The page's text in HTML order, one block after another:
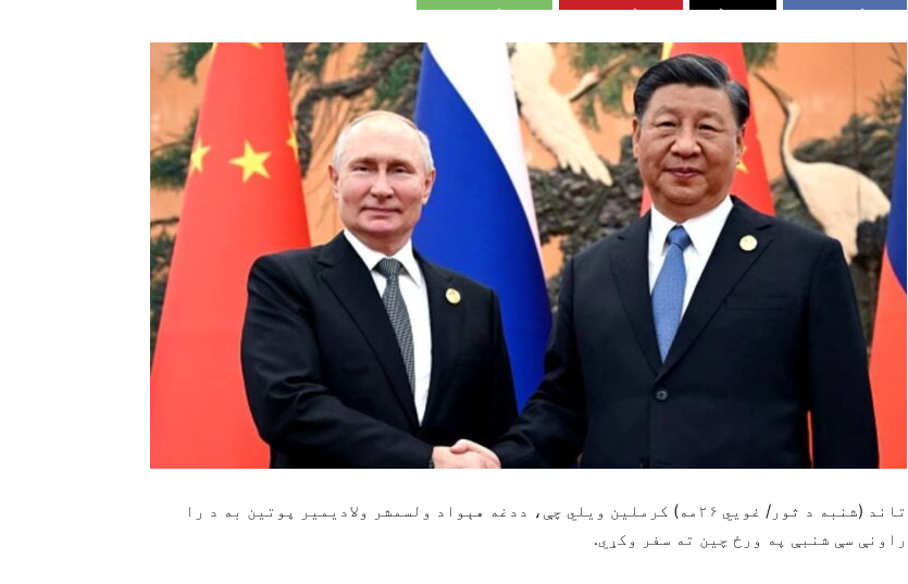
تاند (شنبه د ثور/ غويي ۲۶مه) کرملین ویلي چې، ددغه هېواد ولسمشر ولادیمیر پوتین به د را
راونې سې شنبې په ورځ چین ته سفر وکړي.